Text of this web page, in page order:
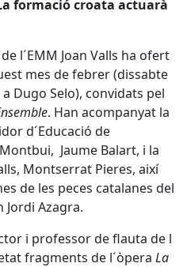
formació croata actuarà
l´EMM Joan Valls ha ofert
mes de febrer (dissabte
Dugo Selo), convidats pel
. Han acompanyat la
d´Educació de
Jaume Balart, i la
Montserrat Pieres, així
de les peces catalanes del
Azagra.
i professor de flauta de l
fragments de l´òpera La